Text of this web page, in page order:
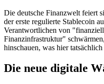
Die deutsche Finanzwelt feiert
der erste regulierte Stablecoin
Verantwortlichen von
Finanzinfrastruktur"
hinschauen, was hier tatsächlich
Die neue digitale